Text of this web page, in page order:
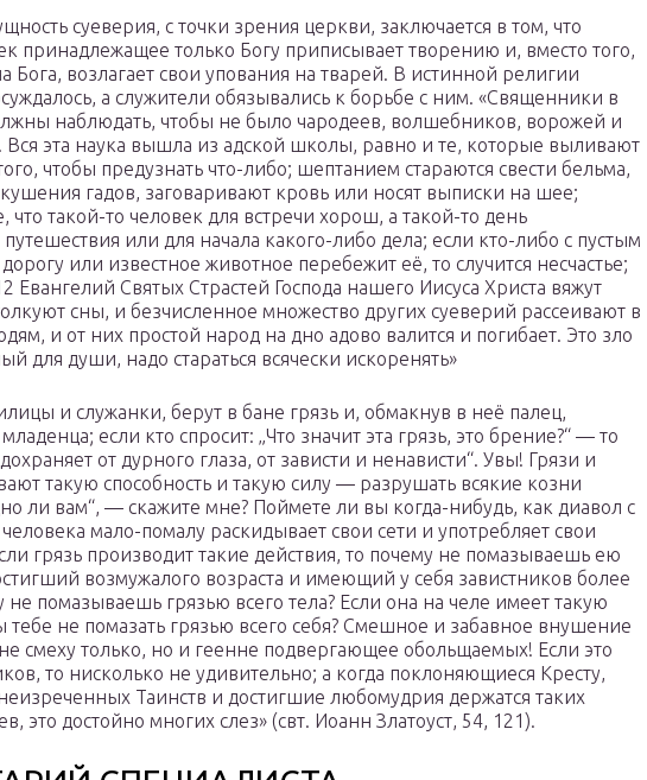
суеверия, с точки зрения церкви, заключается в том, что
принадлежащее только Богу приписывает творению и, вместо того,
Бога, возлагает свои упования на тварей. В истинной религии
а служители обязывались к борьбе с ним. «Священники в
наблюдать, чтобы не было чародеев, волшебников, ворожей и
Вся эта наука вышла из адской школы, равно и те, которые выливают
чтобы предузнать что-либо; шептанием стараются свести бельма,
гадов, заговаривают кровь или носят выписки на шее;
что такой-то человек для встречи хорош, а такой-то день
или для начала какого-либо дела; если кто-либо с пустым
или известное животное перебежит её, то случится несчастье;
Евангелий Святых Страстей Господа нашего Иисуса Христа вяжут
сны, и безчисленное множество других суеверий рассеивают в
и от них простой народ на дно адово валится и погибает. Это зло
для души, надо стараться всячески искоренять»
и служанки, берут в бане грязь и, обмакнув в неё палец,
если кто спросит: „Что значит эта грязь, это брение?“ — то
от дурного глаза, от зависти и ненависти“. Увы! Грязи и
такую способность и такую силу — разрушать всякие козни
ли вам“, — скажите мне? Поймете ли вы когда-нибудь, как диавол с
мало-помалу раскидывает свои сети и употребляет свои
грязь производит такие действия, то почему не помазываешь ею
возмужалого возраста и имеющий у себя завистников более
не помазываешь грязью всего тела? Если она на челе имеет такую
тебе не помазать грязью всего себя? Смешное и забавное внушение
смеху только, но и геенне подвергающее обольщаемых! Если это
то нисколько не удивительно; а когда поклоняющиеся Кресту,
Таинств и достигшие любомудрия держатся таких
это достойно многих слез» (свт. Иоанн Златоуст, 54, 121).